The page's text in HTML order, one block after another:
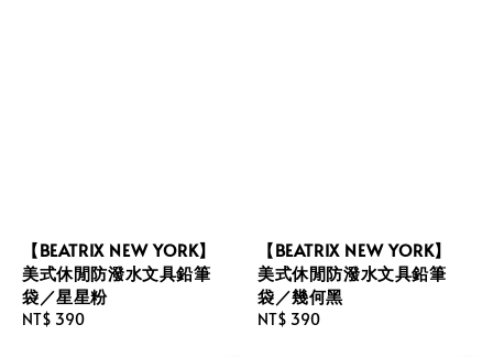
【BEATRIX NEW YORK】
美式休閒防潑水文具鉛筆
袋／星星粉
Regular
NT$ 390
【BEATRIX NEW YORK】
美式休閒防潑水文具鉛筆
袋／幾何黑
Regular
NT$ 390